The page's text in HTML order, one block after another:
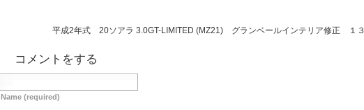
平成2年式 20ソアラ 3.0GT-LIMITED (MZ21) グランベールインテリア修正 １３
コメントをする
Name (required)